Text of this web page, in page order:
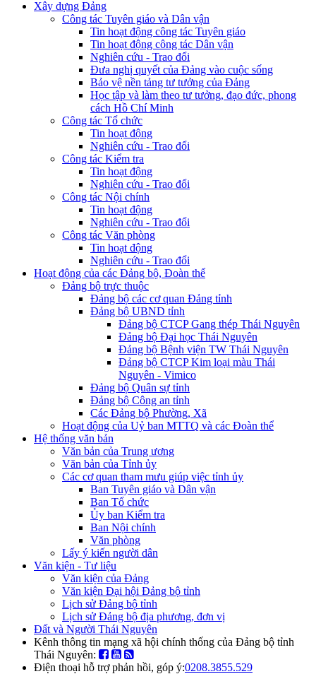
Xây dựng Đảng
Công tác Tuyên giáo và Dân vận
Tin hoạt động công tác Tuyên giáo
Tin hoạt động công tác Dân vận
Nghiên cứu - Trao đổi
Đưa nghị quyết của Đảng vào cuộc sống
Bảo vệ nền tảng tư tưởng của Đảng
Học tập và làm theo tư tưởng, đạo đức, phong
cách Hồ Chí Minh
Công tác Tổ chức
Tin hoạt động
Nghiên cứu - Trao đổi
Công tác Kiểm tra
Tin hoạt động
Nghiên cứu - Trao đổi
Công tác Nội chính
Tin hoạt động
Nghiên cứu - Trao đổi
Công tác Văn phòng
Tin hoạt động
Nghiên cứu - Trao đổi
Hoạt động của các Đảng bộ, Đoàn thể
Đảng bộ trực thuộc
Đảng bộ các cơ quan Đảng tỉnh
Đảng bộ UBND tỉnh
Đảng bộ CTCP Gang thép Thái Nguyên
Đảng bộ Đại học Thái Nguyên
Đảng bộ Bệnh viện TW Thái Nguyên
Đảng bộ CTCP Kim loại màu Thái
Nguyên - Vimico
Đảng bộ Quân sự tỉnh
Đảng bộ Công an tỉnh
Các Đảng bộ Phường, Xã
Hoạt động của Uỷ ban MTTQ và các Đoàn thể
Hệ thống văn bản
Văn bản của Trung ương
Văn bản của Tỉnh ủy
Các cơ quan tham mưu giúp việc tỉnh ủy
Ban Tuyên giáo và Dân vận
Ban Tổ chức
Ủy ban Kiểm tra
Ban Nội chính
Văn phòng
Lấy ý kiến người dân
Văn kiện - Tư liệu
Văn kiện của Đảng
Văn kiện Đại hội Đảng bộ tỉnh
Lịch sử Đảng bộ tỉnh
Lịch sử Đảng bộ địa phương, đơn vị
Đất và Người Thái Nguyên
Kênh thông tin mạng xã hội chính thống của Đảng bộ tỉnh
Thái Nguyên:
Điện thoại hỗ trợ phản hồi, góp ý:0208.3855.529